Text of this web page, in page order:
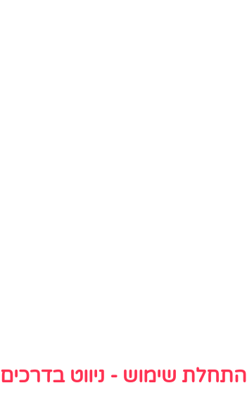
התחלת שימוש - ניווט בדרכים